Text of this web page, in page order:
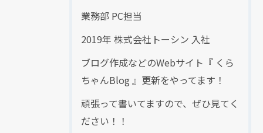
業務部 PC担当
2019年 株式会社トーシン 入社
ブログ作成などのWebサイト『 くら
ちゃんBlog 』更新をやってます！
頑張って書いてますので、ぜひ見てく
ださい！！